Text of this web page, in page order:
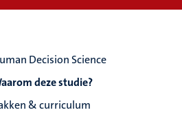
Decision Science
deze studie?
& curriculum